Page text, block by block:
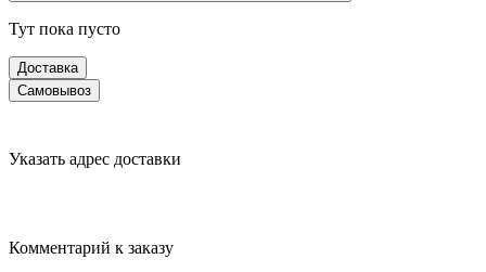
Тут пока пусто
Доставка
Самовывоз
Указать адрес доставки
Комментарий к заказу